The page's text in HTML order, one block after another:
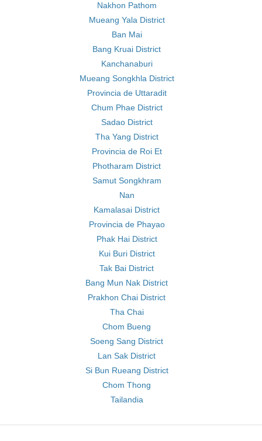
Nakhon Pathom
Mueang Yala District
Ban Mai
Bang Kruai District
Kanchanaburi
Mueang Songkhla District
Provincia de Uttaradit
Chum Phae District
Sadao District
Tha Yang District
Provincia de Roi Et
Photharam District
Samut Songkhram
Nan
Kamalasai District
Provincia de Phayao
Phak Hai District
Kui Buri District
Tak Bai District
Bang Mun Nak District
Prakhon Chai District
Tha Chai
Chom Bueng
Soeng Sang District
Lan Sak District
Si Bun Rueang District
Chom Thong
Tailandia